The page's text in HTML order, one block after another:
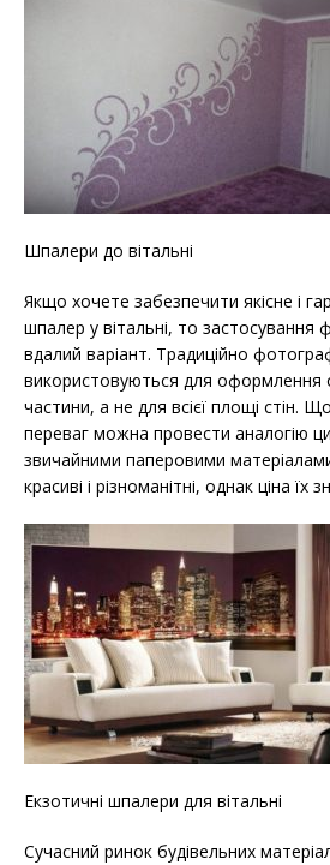
Шпалери до вітальні
Якщо хочете забезпечити якісне і
шпалер у вітальні, то застосування
вдалий варіант. Традиційно
використовуються для оформлення
частини, а не для всієї площі стін.
переваг можна провести аналогію
звичайними паперовими
красиві і різноманітні, однак ціна
Екзотичні шпалери для вітальні
Сучасний ринок будівельних